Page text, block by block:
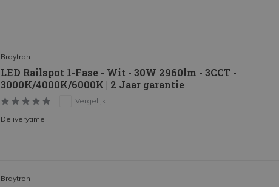
Braytron
LED Railspot 1-Fase - Wit - 30W 2960lm - 3CCT -
3000K/4000K/6000K | 2 Jaar garantie
Vergelijk
Deliverytime
Braytron